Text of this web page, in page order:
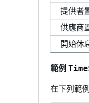
提供者
供應商
開始休
範例
在下列範